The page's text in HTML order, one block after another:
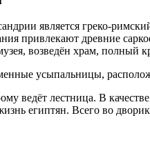
является греко-
привлекают древние
возведён храм, полный
усыпальницы,
ведёт лестница. В
египтян. Всего во